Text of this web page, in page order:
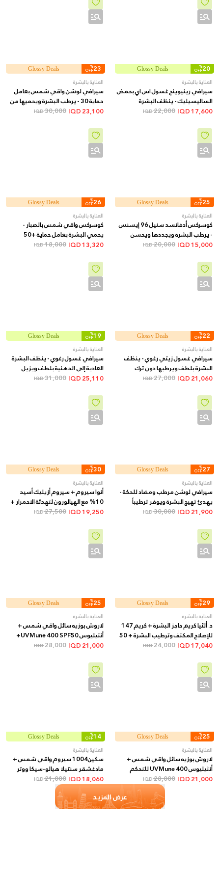
20
%
OFF
Glossy Deals
العناية بالبشرة
سيرافي رينيوينج غسول اس اي بحمض
الساليسيليك - ينظف البشرة
ويقشرها لتحسين وتنعيم الملمس,
17,600
22,000
IQD
23
%
OFF
Glossy Deals
العناية بالبشرة
سيرافي لوشن واقي شمس بعامل
حماية 30 - يرطب البشرة ويحميها من
أشعة الشمس, 52 مل
23,100
30,000
IQD
25
%
OFF
Glossy Deals
العناية بالبشرة
كوسركس أدفانسد سنيل 96 إيسنس
- يرطب البشرة ويجددها ويحسن
مرونتها ويقلل مظهر الخطوط
15,000
20,000
IQD
26
%
OFF
Glossy Deals
العناية بالبشرة
كوسركس واقي شمس بالصبار -
يحمي البشرة بعامل حماية +50
ويرطبها بقوام خفيف, 50 مل
13,320
18,000
IQD
22
%
OFF
Glossy Deals
العناية بالبشرة
سيرافي غسول زيتي رغوي - ينظف
البشرة بلطف ويرطبها دون ترك
ملمس دهني, 473 مل
21,060
27,000
IQD
19
%
OFF
Glossy Deals
العناية بالبشرة
سيرافي غسول رغوي - ينظف البشرة
العادية إلى الدهنية بلطف ويزيل
الزيوت دون تجفيف, 473 مل
25,110
31,000
IQD
27
%
OFF
Glossy Deals
العناية بالبشرة
سيرافي لوشن مرطب ومضاد للحكة -
يهدئ تهيج البشرة ويوفر ترطيباً
طويل الأمد, 473 مل
21,900
30,000
IQD
30
%
OFF
Glossy Deals
العناية بالبشرة
أنوا سيروم + سيروم أزيليك أسيد
10% مع الهيالورون لتهدئة الاحمرار +
30 مل
19,250
27,500
IQD
29
%
OFF
Glossy Deals
العناية بالبشرة
د. ألثيا كريم حاجز البشرة + كريم 147
للإصلاح المكثف وترطيب البشرة + 50
مل
17,040
24,000
IQD
25
%
OFF
Glossy Deals
العناية بالبشرة
لاروش بوزيه سائل واقي شمس +
أنثيليوس UVMune 400 SPF50+
فلويد غير مرئي + 50 مل
21,000
28,000
IQD
25
%
OFF
Glossy Deals
العناية بالبشرة
لاروش بوزيه سائل واقي شمس +
أنثيليوس UVMune 400 للتحكم
بالزيوت SPF50+ بلمسة مطفية +
21,000
28,000
IQD
14
%
OFF
Glossy Deals
العناية بالبشرة
سكين1004 سيروم واقي شمس +
مادغشقر سنتيلا هيالو-سيكا ووتر
فيت SPF50+ + 50 مل
18,060
21,000
IQD
عرض المزيد